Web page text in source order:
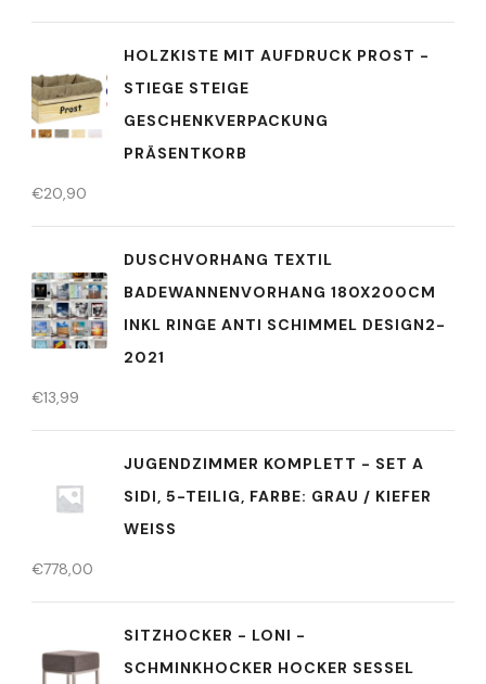
HOLZKISTE MIT AUFDRUCK PROST -
STIEGE STEIGE
GESCHENKVERPACKUNG
PRÄSENTKORB
€20,90
DUSCHVORHANG TEXTIL
BADEWANNENVORHANG 180X200CM
INKL RINGE ANTI SCHIMMEL DESIGN2-
2021
€13,99
JUGENDZIMMER KOMPLETT - SET A
SIDI, 5-TEILIG, FARBE: GRAU / KIEFER
WEISS
€778,00
SITZHOCKER - LONI -
SCHMINKHOCKER HOCKER SESSEL